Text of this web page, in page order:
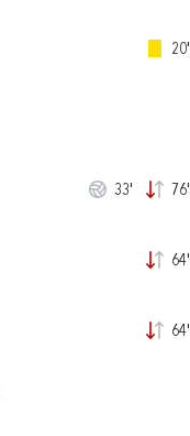
20'
33' 76'
64'
64'